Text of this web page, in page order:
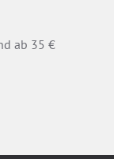
ab 35 €